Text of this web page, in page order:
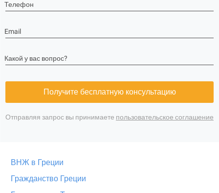
Телефон
Email
Какой у вас вопрос?
Получите бесплатную консультацию
Отправляя запрос вы принимаете пользовательское соглашение
ВНЖ в Греции
Гражданство Греции